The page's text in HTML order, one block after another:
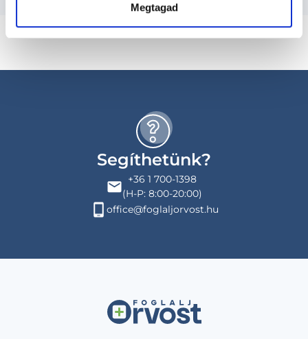
Megtagad
Segíthetünk?
+36 1 700-1398
(H-P: 8:00-20:00)
office@foglaljorvost.hu